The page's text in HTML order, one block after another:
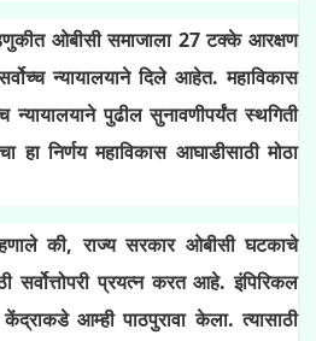
ओबीसी समाजाला 27 टक्के आरक्षण
न्यायालयाने दिले आहेत. महाविकास
न्यायालयाने पुढील सुनावणीपर्यंत स्थगिती
हा निर्णय महाविकास आघाडीसाठी मोठा
की, राज्य सरकार ओबीसी घटकाचे
सर्वोत्तोपरी प्रयत्न करत आहे. इंपिरिकल
केंद्राकडे आम्ही पाठपुरावा केला. त्यासाठी